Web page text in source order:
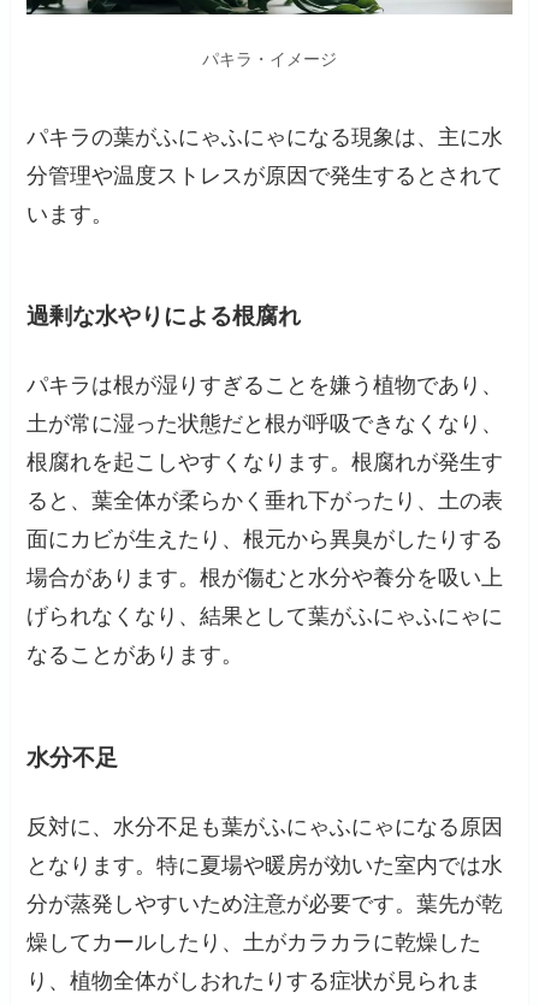
パキラ・イメージ
パキラの葉がふにゃふにゃになる現象は、主に水
分管理や温度ストレスが原因で発生するとされて
います。
過剰な水やりによる根腐れ
パキラは根が湿りすぎることを嫌う植物であり、
土が常に湿った状態だと根が呼吸できなくなり、
根腐れを起こしやすくなります。根腐れが発生す
ると、葉全体が柔らかく垂れ下がったり、土の表
面にカビが生えたり、根元から異臭がしたりする
場合があります。根が傷むと水分や養分を吸い上
げられなくなり、結果として葉がふにゃふにゃに
なることがあります。
水分不足
反対に、水分不足も葉がふにゃふにゃになる原因
となります。特に夏場や暖房が効いた室内では水
分が蒸発しやすいため注意が必要です。葉先が乾
燥してカールしたり、土がカラカラに乾燥した
り、植物全体がしおれたりする症状が見られま